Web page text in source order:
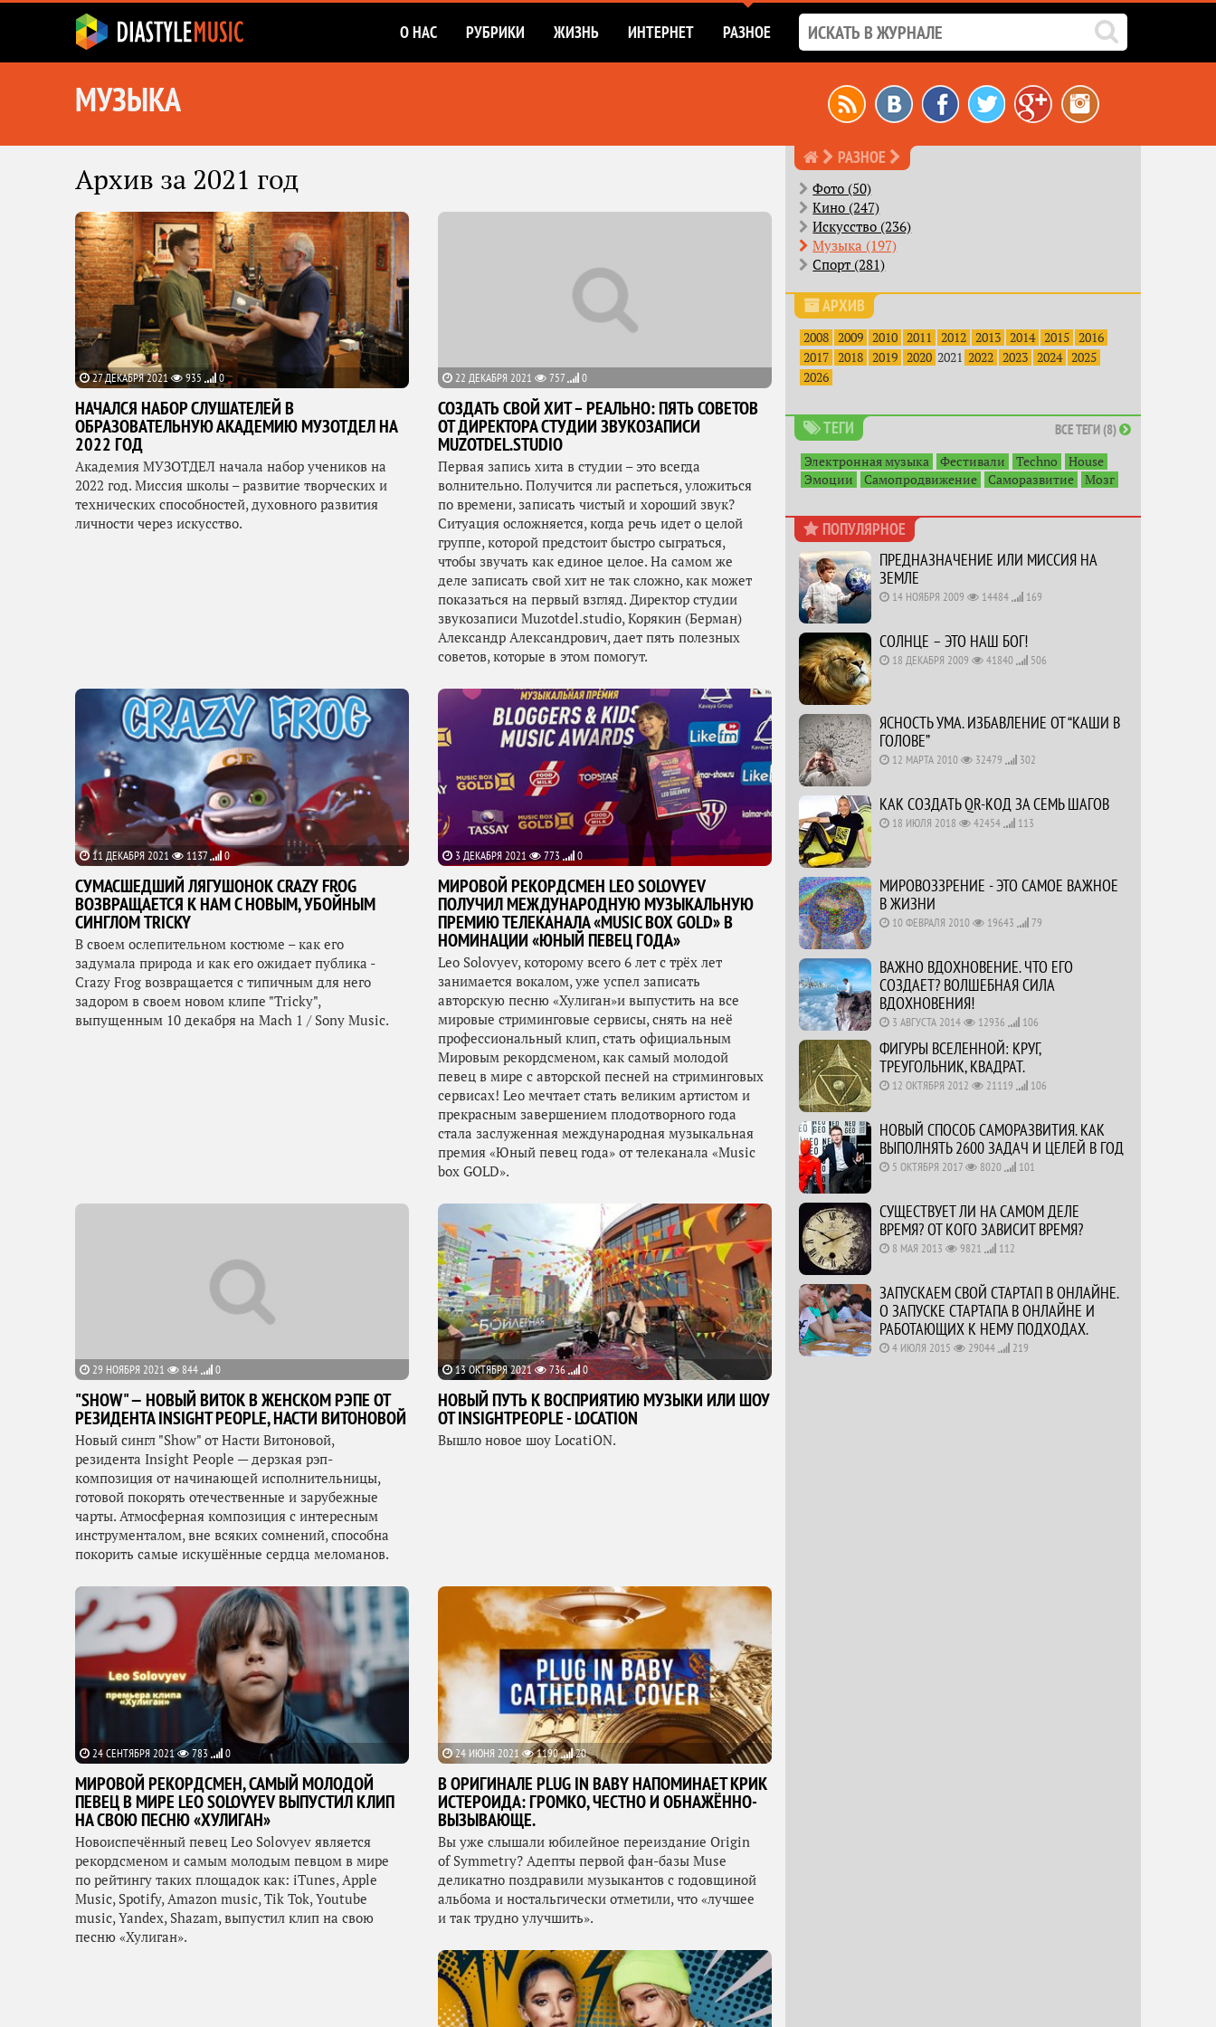
О НАС РУБРИКИ ЖИЗНЬ ИНТЕРНЕТ РАЗНОЕ
МУЗЫКА
Архив за 2021 год
27 ДЕКАБРЯ 2021 935 0
НАЧАЛСЯ НАБОР СЛУШАТЕЛЕЙ В
ОБРАЗОВАТЕЛЬНУЮ АКАДЕМИЮ МУЗОТДЕЛ НА
2022 ГОД
Академия МУЗОТДЕЛ начала набор учеников на
2022 год. Миссия школы – развитие творческих и
технических способностей, духовного развития
личности через искусство.
22 ДЕКАБРЯ 2021 757 0
СОЗДАТЬ СВОЙ ХИТ – РЕАЛЬНО: ПЯТЬ СОВЕТОВ
ОТ ДИРЕКТОРА СТУДИИ ЗВУКОЗАПИСИ
MUZOTDEL.STUDIO
Первая запись хита в студии – это всегда
волнительно. Получится ли распеться, уложиться
по времени, записать чистый и хороший звук?
Ситуация осложняется, когда речь идет о целой
группе, которой предстоит быстро сыграться,
чтобы звучать как единое целое. На самом же
деле записать свой хит не так сложно, как может
показаться на первый взгляд. Директор студии
звукозаписи Muzotdel.studio, Корякин (Берман)
Александр Александрович, дает пять полезных
советов, которые в этом помогут.
11 ДЕКАБРЯ 2021 1137 0
CУМАСШЕДШИЙ ЛЯГУШОНОК CRAZY FROG
ВОЗВРАЩАЕТСЯ К НАМ С НОВЫМ, УБОЙНЫМ
СИНГЛОМ TRICKY
В своем ослепительном костюме – как его
задумала природа и как его ожидает публика -
Crazy Frog возвращается с типичным для него
задором в своем новом клипе "Tricky",
выпущенным 10 декабря на Mach 1 / Sony Music.
3 ДЕКАБРЯ 2021 773 0
МИРОВОЙ РЕКОРДСМЕН LEO SOLOVYEV
ПОЛУЧИЛ МЕЖДУНАРОДНУЮ МУЗЫКАЛЬНУЮ
ПРЕМИЮ ТЕЛЕКАНАЛА «MUSIC BOX GOLD» В
НОМИНАЦИИ «ЮНЫЙ ПЕВЕЦ ГОДА»
Leo Solovyev, которому всего 6 лет с трёх лет
занимается вокалом, уже успел записать
авторскую песню «Хулиган»и выпустить на все
мировые стриминговые сервисы, снять на неё
профессиональный клип, стать официальным
Мировым рекордсменом, как самый молодой
певец в мире с авторской песней на стриминговых
сервисах! Leo мечтает стать великим артистом и
прекрасным завершением плодотворного года
стала заслуженная международная музыкальная
премия «Юный певец года» от телеканала «Music
box GOLD».
29 НОЯБРЯ 2021 844 0
"SHOW" — НОВЫЙ ВИТОК В ЖЕНСКОМ РЭПЕ ОТ
РЕЗИДЕНТА INSIGHT PEOPLE, НАСТИ ВИТОНОВОЙ
Новый сингл "Show" от Насти Витоновой,
резидента Insight People — дерзкая рэп-
композиция от начинающей исполнительницы,
готовой покорять отечественные и зарубежные
чарты. Атмосферная композиция с интересным
инструменталом, вне всяких сомнений, способна
покорить самые искушённые сердца меломанов.
13 ОКТЯБРЯ 2021 736 0
НОВЫЙ ПУТЬ К ВОСПРИЯТИЮ МУЗЫКИ ИЛИ ШОУ
ОТ INSIGHTPEOPLE - LOCATION
Вышло новое шоу LocatiON.
24 СЕНТЯБРЯ 2021 783 0
МИРОВОЙ РЕКОРДСМЕН, САМЫЙ МОЛОДОЙ
ПЕВЕЦ В МИРЕ LEO SOLOVYEV ВЫПУСТИЛ КЛИП
НА СВОЮ ПЕСНЮ «ХУЛИГАН»
Новоиспечённый певец Leo Solovyev является
рекордсменом и самым молодым певцом в мире
по рейтингу таких площадок как: iTunes, Apple
Music, Spotify, Amazon music, Tik Tok, Youtube
music, Yandex, Shazam, выпустил клип на свою
песню «Хулиган».
24 ИЮНЯ 2021 1190 20
В ОРИГИНАЛЕ PLUG IN BABY НАПОМИНАЕТ КРИК
ИСТЕРОИДА: ГРОМКО, ЧЕСТНО И ОБНАЖЁННО-
ВЫЗЫВАЮЩЕ.
Вы уже слышали юбилейное переиздание Origin
of Symmetry? Адепты первой фан-базы Muse
деликатно поздравили музыкантов с годовщиной
альбома и ностальгически отметили, что «лучшее
и так трудно улучшить».
РАЗНОЕ
Фото (50)
Кино (247)
Искусство (236)
Музыка (197)
Спорт (281)
АРХИВ
2008 2009 2010 2011 2012 2013 2014 2015 2016
2017 2018 2019 2020 2021 2022 2023 2024 2025
2026
ТЕГИ ВСЕ ТЕГИ (8)
Электронная музыка Фестивали Techno
House
Эмоции
Самопродвижение Саморазвитие Мозг
ПОПУЛЯРНОЕ
ПРЕДНАЗНАЧЕНИЕ ИЛИ МИССИЯ НА
ЗЕМЛЕ
14 НОЯБРЯ 2009 14484 169
СОЛНЦЕ – ЭТО НАШ БОГ!
18 ДЕКАБРЯ 2009 41840 506
ЯСНОСТЬ УМА. ИЗБАВЛЕНИЕ ОТ “КАШИ В
ГОЛОВЕ”
12 МАРТА 2010 32479 302
КАК СОЗДАТЬ QR-КОД ЗА СЕМЬ ШАГОВ
18 ИЮЛЯ 2018 42454 113
МИРОВОЗЗРЕНИЕ - ЭТО САМОЕ ВАЖНОЕ
В ЖИЗНИ
10 ФЕВРАЛЯ 2010 19643 79
ВАЖНО ВДОХНОВЕНИЕ. ЧТО ЕГО
СОЗДАЕТ? ВОЛШЕБНАЯ СИЛА
ВДОХНОВЕНИЯ!
3 АВГУСТА 2014 12936 106
ФИГУРЫ ВСЕЛЕННОЙ: КРУГ,
ТРЕУГОЛЬНИК, КВАДРАТ.
12 ОКТЯБРЯ 2012 21119 106
НОВЫЙ СПОСОБ САМОРАЗВИТИЯ. КАК
ВЫПОЛНЯТЬ 2600 ЗАДАЧ И ЦЕЛЕЙ В ГОД
5 ОКТЯБРЯ 2017 8020 101
СУЩЕСТВУЕТ ЛИ НА САМОМ ДЕЛЕ
ВРЕМЯ? ОТ КОГО ЗАВИСИТ ВРЕМЯ?
8 МАЯ 2013 9821 112
ЗАПУСКАЕМ СВОЙ СТАРТАП В ОНЛАЙНЕ.
О ЗАПУСКЕ СТАРТАПА В ОНЛАЙНЕ И
РАБОТАЮЩИХ К НЕМУ ПОДХОДАХ.
4 ИЮЛЯ 2015 29044 219